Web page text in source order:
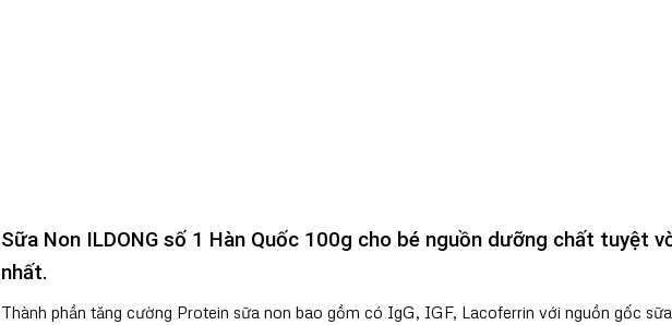
Sữa Non ILDONG số 1 Hàn Quốc 100g cho bé nguồn dưỡng chất tuyệt
nhất.
Thành phần tăng cường Protein sữa non bao gồm có IgG, IGF, Lacoferrin với nguồn gốc sữa